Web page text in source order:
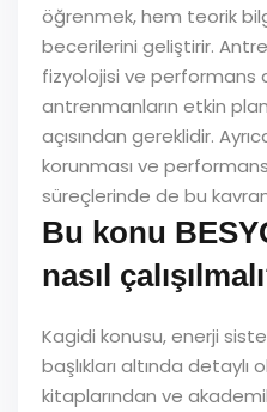
öğrenmek, hem teorik
becerilerini geliştirir.
fizyolojisi ve performans
antrenmanların etkin
açısından gereklidir.
korunması ve
süreçlerinde de bu
Bu konu
nasıl
Kagidi konusu, enerji
başlıkları altında detaylı
kitaplarından ve